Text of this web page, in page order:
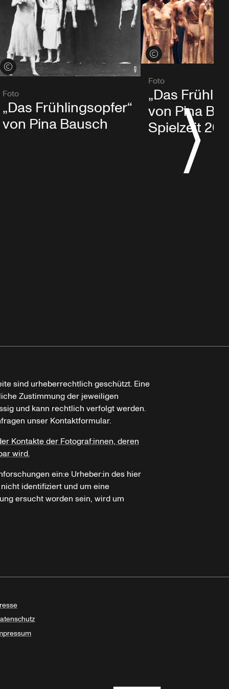
Credits öffnen
Foto
„Das Frühlingsopfer“
von Pina Bausch
Credits öffnen
Foto
„Das
von Pina
Spielzeit
sind urheberrechtlich geschützt. Eine
Zustimmung der jeweiligen
und kann rechtlich verfolgt werden.
unser Kontaktformular.
Kontakte der Fotograf:innen, deren
wird.
ein:e Urheber:in des hier
identifiziert und um eine
ersucht worden sein, wird um